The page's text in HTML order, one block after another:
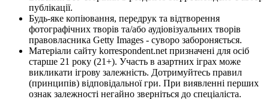
публікації.
Будь-яке копіювання, передрук та відтворення
фотографічних творів та/або аудіовізуальних творів
правовласника Getty Images - суворо забороняється.
Матеріали сайту korrespondent.net призначені для осіб
старше 21 року (21+). Участь в азартних іграх може
викликати ігрову залежність. Дотримуйтесь правил
(принципів) відповідальної гри. При виявленні перших
ознак залежності негайно зверніться до спеціаліста.